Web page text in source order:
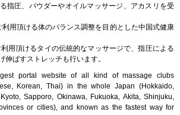
指圧、パウダーやオイルマッサージ、アカスリを受
用頂ける体のバランス調整を目的とした中国式健康
用頂けるタイの伝統的なマッサージで、指圧による
伸ばすストレッチも行います。
portal website of all kind of massage clubs
Korean, Thai) in the whole Japan (Hokkaido,
Sapporo, Okinawa, Fukuoka, Akita, Shinjuku,
or cities), and known as the fastest way for